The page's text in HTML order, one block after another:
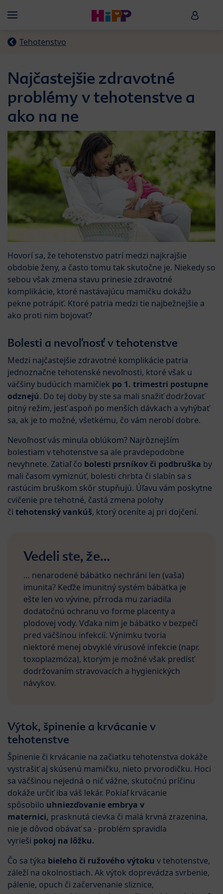
Menü HiPP
Tehotenstvo
Najčastejšie zdravotné
problémy v tehotenstve a
ako na ne
Hovorí sa, že tehotenstvo patrí medzi najkrajšie
obdobie ženy, a často tomu tak skutočne je. Niekedy so
sebou však zmena stavu prinesie zdravotné
komplikácie, ktoré nastávajúcu mamičku dokážu
pekne potrápiť. Ktoré patria medzi tie najbežnejšie a
ako proti nim bojovať?
Bolesti a nevoľnosť v tehotenstve
Medzi najčastejšie zdravotné komplikácie patria
jednoznačne tehotenské nevoľnosti, ktoré však u
väčšiny budúcich mamičiek po 1. trimestri postupne
odznejú. Do tej doby by ste sa mali snažiť dodržovať
pitný režim, jesť aspoň po menších dávkach a vyhýbať
sa, ak je to možné, všetkému, čo vám nerobí dobre.
Nevoľnosť vás minula oblúkom? Najrôznejším
bolestiam v tehotenstve sa ale pravdepodobne
nevyhnete. Zatiaľ čo bolesti prsníkov či podbruška by
mali časom vymiznúť, bolesti chrbta či slabín sa s
rastúcim bruškom skôr stupňujú. Úľavu vám poskytne
cvičenie pre tehotné, častá zmena polohy
či tehotenský vankúš, ktorý oceníte aj pri dojčení.
Vedeli ste, že…
… nenarodené bábätko nechráni len (vaša)
imunita? Keďže imunitný systém bábätka je
ešte len vo vývine, přrroda mu zariadila
dodatočnú ochranu vo forme placenty a
plodovej vody. Vďaka nim je bábätko v bezpečí
pred väčšinou infekcií. Výnimku tvoria
niektoré menej obvyklé vírusové infekcie (napr.
toxoplazmóza), ktorým je možné však predísť
dodržovaním stravovacích a hygienických
návykov.
Výtok, špinenie a krvácanie v
tehotenstve
Špinenie či krvácanie na začiatku tehotenstva dokáže
vystrašiť aj skúsenú mamičku, nieto prvorodičku. Hoci
sa väčšinou nejedná o nič vážne, skutočnú príčinu
dokáže určiť iba váš lekár. Pokiaľ krvácanie
spôsobilo uhniezďovanie embrya v
maternici, prasknutá cievka či malá krvná zrazenina,
nie je dôvod obávať sa - problém spravidla
vyrieši pokoj na lôžku.
Čo sa týka bieleho či ružového výtoku v tehotenstve,
záleží na okolnostiach. Ak výtok doprevádza svrbenie,
pálenie, opuch či začervenanie sliznice,